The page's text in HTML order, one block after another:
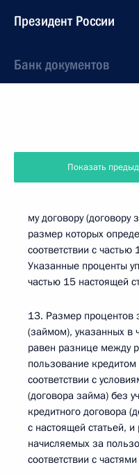
Президент России
Банк документов
Показать
му договору
размер которых
соответствии с частью
Указанные проценты
частью 15 настоящей
13. Размер процентов
(займом), указанных в
равен разнице между
пользование
соответствии с
(договора займа) без
кредитного договора
с настоящей статьей,
начисляемых за
соответствии с